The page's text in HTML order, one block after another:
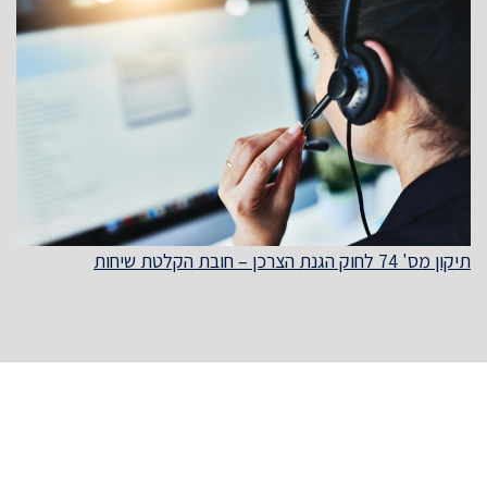
תיקון מס' 74 לחוק הגנת הצרכן – חובת הקלטת שיחות